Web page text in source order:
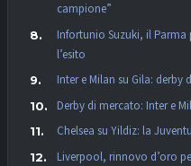
campione”
Infortunio Suzuki, il Parma
l’esito
Inter e Milan su Gila: derby
Derby di mercato: Inter e
Chelsea su Yildiz: la
Liverpool, rinnovo d’oro